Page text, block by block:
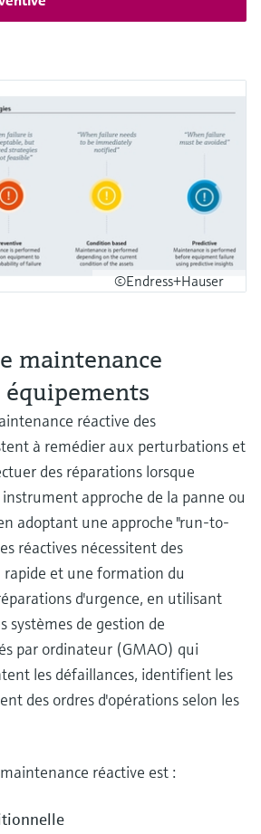
©Endress+Hauser
maintenance
réactive des
à remédier aux perturbations et
des réparations lorsque
approche de la panne ou
adoptant une approche "run-to-
réactives nécessitent des
rapide et une formation du
d'urgence, en utilisant
systèmes de gestion de
par ordinateur (GMAO) qui
les défaillances, identifient les
des ordres d'opérations selon les
réactive est :